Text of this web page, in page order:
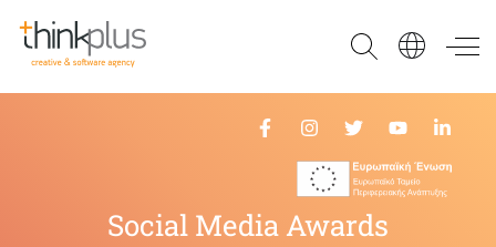
Think Plus
Social Media Awards